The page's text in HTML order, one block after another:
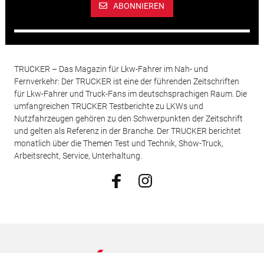
ABONNIEREN
TRUCKER – Das Magazin für Lkw-Fahrer im Nah- und
Fernverkehr: Der TRUCKER ist eine der führenden Zeitschriften
für Lkw-Fahrer und Truck-Fans im deutschsprachigen Raum. Die
umfangreichen TRUCKER Testberichte zu LKWs und
Nutzfahrzeugen gehören zu den Schwerpunkten der Zeitschrift
und gelten als Referenz in der Branche. Der TRUCKER berichtet
monatlich über die Themen Test und Technik, Show-Truck,
Arbeitsrecht, Service, Unterhaltung.